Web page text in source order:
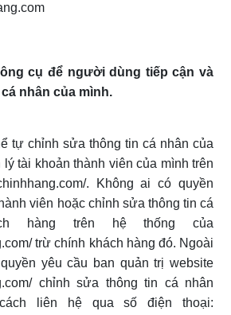
cụ để người dùng tiếp cận và
nhân của mình.
tự chỉnh sửa thông tin cá nhân của
lý tài khoản thành viên của mình trên
. Không ai có quyền
viên hoặc chỉnh sửa thông tin cá
hàng trên hệ thống của
trừ chính khách hàng đó. Ngoài
yêu cầu ban quản trị website
chỉnh sửa thông tin cá nhân
liên hệ qua số điện thoại: